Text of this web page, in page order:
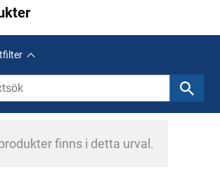
finns i detta urval.